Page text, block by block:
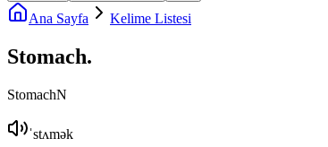
Ana Sayfa Kelime Listesi
Stomach.
StomachN
ˈstʌmək